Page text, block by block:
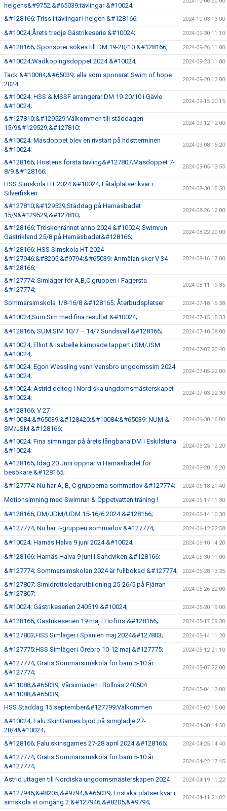
helgens&#9752;&#65039;tävlingar &#10024;
&#128166; Triss i tävlingar i helgen &#128166; 2024-10-03 13:00
&#10024;Årets tredje Gästrikeserie &#10024; 2024-09-30 11:10
&#128166; Sponsorer sökes till DM 19-20/10 &#128166; 2024-09-26 11:00
&#10024;Wadköpingsdoppet 2024 &#10024; 2024-09-23 11:00
Tack &#10084;&#65039; alla som sponsrat Swim of hope
2024
2024-09-20 13:00
&#10024; HSS & MSSF arrangerar DM 19-20/10 i Gävle
&#10024;
2024-09-15 20:15
&#127810;&#129529;Välkommen till städdagen
15/9&#129529;&#127810;
2024-09-12 12:00
&#10024; Masdoppet blev en rivstart på höstterminen
&#10024;
2024-09-08 16:20
&#128166; Höstens första tävling&#127807;Masdoppet 7-
8/9 &#128166;
2024-09-05 13:55
HSS Simskola HT 2024 &#10024; Fåtalplatser kvar i
Silverfisken
2024-08-30 15:50
&#127810;&#129529;Städdag på Harnäsbadet
15/9&#129529;&#127810;
2024-08-26 12:00
&#128166; Tröskenrännet anno 2024 &#10024; Swimrun
Gästrikland 25/8 på Harnäsbadet&#128166;
2024-08-22 20:00
&#128166; HSS Simskola HT 2024
&#127946;&#8205;&#9794;&#65039; Anmälan sker V 34
&#128166;
2024-08-16 17:00
&#127774; Simläger för A,B,C gruppen i Fagersta
&#127774;
2024-08-11 19:35
Sommarsimskola 1/8-16/8 &#128165; Återbudsplatser 2024-07-18 16:38
&#10024;Sum Sim med fina resultat &#10024; 2024-07-15 15:33
&#128166; SUM SIM 10/7 – 14/7 Sundsvall &#128166; 2024-07-10 08:00
&#10024; Elliot & Isabelle kämpade tappert i SM/JSM
&#10024;
2024-07-07 20:40
&#10024; Egon Wessling vann Vansbro ungdomssim 2024
&#10024;
2024-07-05 22:00
&#10024; Astrid deltog i Nordiska ungdomsmästerskapet
&#10024;
2024-07-03 22:30
&#128166; V 27
&#10084;&#65039;&#128420;&#10084;&#65039; NUM &
SM/JSM &#128166;
2024-06-30 16:00
&#10024; Fina simningar på årets långbana DM i Eskilstuna
&#10024;
2024-06-25 12:20
&#128165; Idag 20 Juni öppnar vi Harnäsbadet för
besökare &#128165;
2024-06-20 16:20
&#127774; Nu har A, B, C grupperna sommarlov &#127774; 2024-06-18 21:40
Motionsimning med Swimrun & Öppetvatten träning ! 2024-06-17 11:30
&#128166; DM/JDM/UDM 15-16/6 2024 &#128166; 2024-06-14 10:30
&#127774; Nu har T-gruppen sommarlov &#127774; 2024-06-12 22:58
&#10024; Harnäs Halva 9 juni 2024 &#10024; 2024-06-10 14:20
&#128166; Harnäs Halva 9 juni i Sandviken &#128166; 2024-05-30 11:00
&#127774; Sommarsimskolan 2024 är fullbokad &#127774; 2024-05-28 13:25
&#127807; Simidrottsledarutbildning 25-26/5 på Fjärran
&#127807;
2024-05-26 22:00
&#10024; Gästrikeserien 240519 &#10024; 2024-05-20 19:00
&#128166; Gästrikeserien 19 maj i Hofors &#128166; 2024-05-17 09:30
&#127803;HSS Simläger i Spanien maj 2024&#127803; 2024-05-14 11:20
&#127775;HSS Simläger i Örebro 10-12 maj &#127775; 2024-05-12 21:10
&#127774; Gratis Sommarsimskola för barn 5-10 år
&#127774;
2024-05-07 22:00
&#11088;&#65039; Vårsimiaden i Bollnäs 240504
&#11088;&#65039;
2024-05-04 13:00
HSS Städdag 15 september&#127799;Välkommen 2024-05-02 15:00
&#10024; Falu SkinGames bjöd på simglädje 27-
28/4&#10024;
2024-04-30 14:50
&#128166; Falu skinsgames 27-28 april 2024 &#128166; 2024-04-25 14:40
&#127774; Gratis Sommarsimskola för barn 5-10 år
&#127774;
2024-04-22 17:45
Astrid uttagen till Nordiska ungdomsmästerskapen 2024 2024-04-19 11:22
&#127946;&#8205;&#9794;&#65039; Enstaka platser kvar i
simskola vt omgång 2 &#127946;&#8205;&#9794;
2024-04-11 21:02